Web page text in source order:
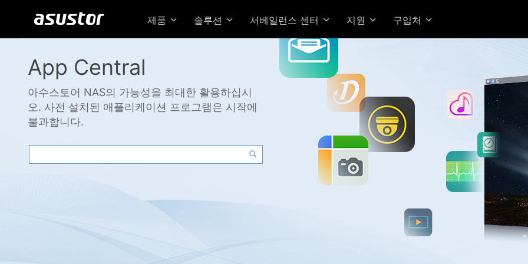
제품 솔루션 서베일런스 센터 지원 구입처
App Central
아수스토어 NAS의 가능성을 최대한 활용하십시
오. 사전 설치된 애플리케이션 프로그램은 시작에
불과합니다.